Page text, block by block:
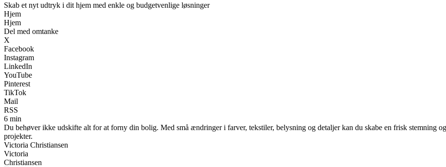
Skab et nyt udtryk i dit hjem med enkle og budgetvenlige løsninger
Hjem
Hjem
Del med omtanke
X
Facebook
Instagram
LinkedIn
YouTube
Pinterest
TikTok
Mail
RSS
6 min
Du behøver ikke udskifte alt for at forny din bolig. Med små ændringer i farver, tekstiler, belysning og detaljer kan du skabe en frisk stemning
projekter.
Victoria Christiansen
Victoria
Christiansen